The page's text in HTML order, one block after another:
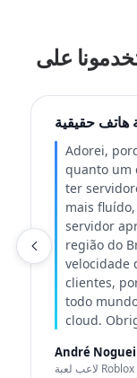
هاتف حقيقية
Adorei,
quanto um
ter
mais
servidor
região do
velocidade
clientes,
todo
cloud.
André
لاعب لعبة Roblox